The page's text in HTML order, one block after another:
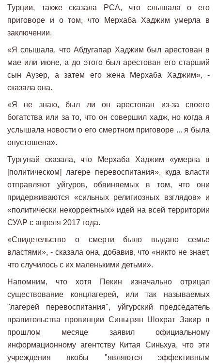
Турции, также сказала РСА, что слышала о его
приговоре и о том, что Мерхаба Хаджим умерла в
заключении.
«Я слышала, что Абдугапар Хаджим был арестован в
мае или июне, а до этого был арестован его старший
сын Аузер, а затем его жена Мерхаба Хаджим», -
сказала она.
«Я не знаю, был ли он арестован из-за своего
богатства или за то, что он совершил хадж, но когда я
услышала новости о его смертном приговоре ... я была
опустошена».
Тургунай сказала, что Мерхаба Хаджим «умерла в
[политическом] лагере перевоспитания», куда власти
отправляют уйгуров, обвиняемых в том, что они
придерживаются «сильных религиозных взглядов» и
«политически некорректных» идей на всей территории
СУАР с апреля 2017 года.
«Свидетельство о смерти было выдано семье
властями», - сказала она, добавив, что «никто не знает,
что случилось с их маленькими детьми».
Напомним, что хотя Пекин изначально отрицал
существование концлагерей, или так называемых
"лагерей перевоспитания", уйгурский председатель
правительства провинции Синьцзян Шохрат Закир в
прошлом месяце заявил официальному
информационному агентству Китая Синьхуа, что эти
учреждения якобы "являются эффективным